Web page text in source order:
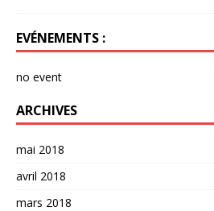
EVÉNEMENTS :
no event
ARCHIVES
mai 2018
avril 2018
mars 2018